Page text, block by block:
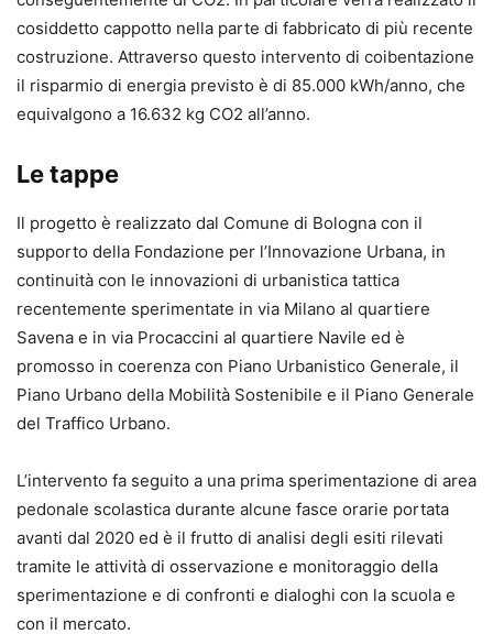
cosiddetto cappotto nella parte di fabbricato di più recente
costruzione. Attraverso questo intervento di coibentazione
il risparmio di energia previsto è di 85.000 kWh/anno, che
equivalgono a 16.632 kg CO2 all’anno.
Le tappe
Il progetto è realizzato dal Comune di Bologna con il
supporto della Fondazione per l’Innovazione Urbana, in
continuità con le innovazioni di urbanistica tattica
recentemente sperimentate in via Milano al quartiere
Savena e in via Procaccini al quartiere Navile ed è
promosso in coerenza con Piano Urbanistico Generale, il
Piano Urbano della Mobilità Sostenibile e il Piano Generale
del Traffico Urbano.
L’intervento fa seguito a una prima sperimentazione di area
pedonale scolastica durante alcune fasce orarie portata
avanti dal 2020 ed è il frutto di analisi degli esiti rilevati
tramite le attività di osservazione e monitoraggio della
sperimentazione e di confronti e dialoghi con la scuola e
con il mercato.